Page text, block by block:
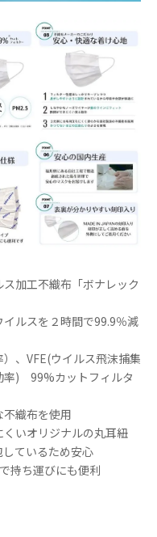
加工不織布「ボナレック
ルスを２時間で99.9％減
、VFE(ウイルス飛沫捕集
率) 99%カットフィルタ
不織布を使用
くいオリジナルの丸⽿紐
しているため安心
持ち運びにも便利